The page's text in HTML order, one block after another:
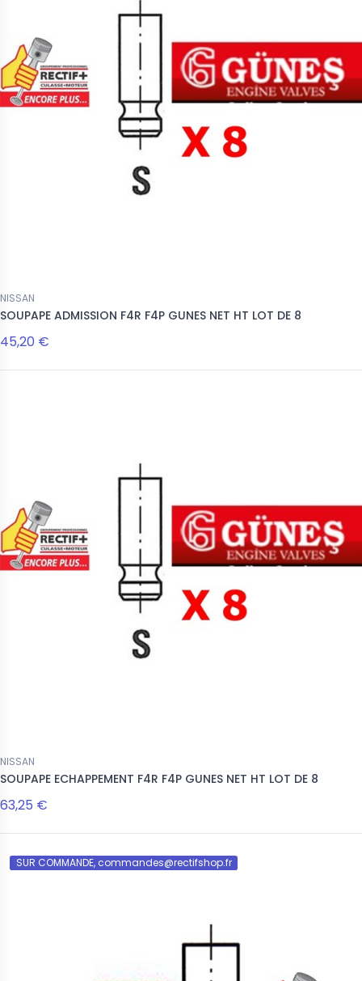
NISSAN
SOUPAPE ADMISSION F4R F4P GUNES NET HT LOT DE 8
45,20 €
NISSAN
SOUPAPE ECHAPPEMENT F4R F4P GUNES NET HT LOT DE 8
63,25 €
SUR COMMANDE, commandes@rectifshop.fr